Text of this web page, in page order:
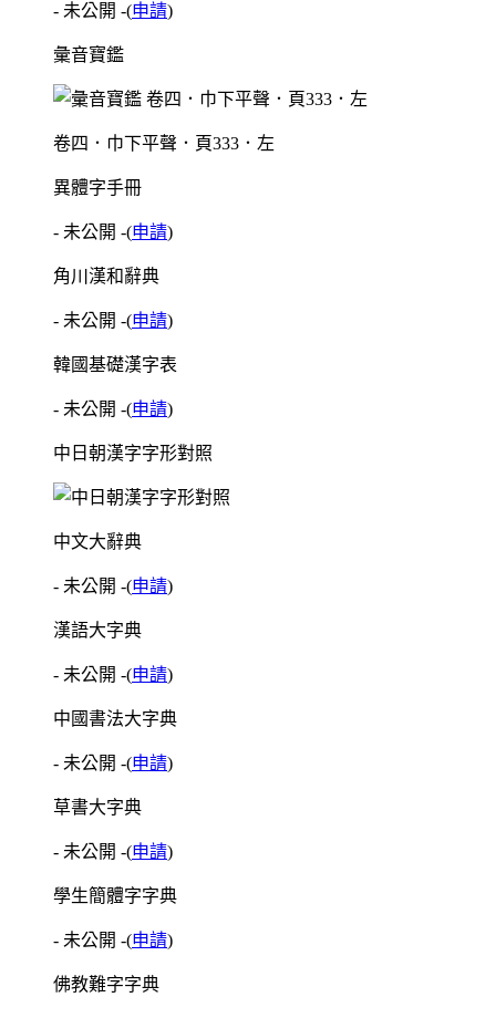
- 未公開 -(申請)
彙音寶鑑
卷四．巾下平聲．頁333．左
異體字手冊
- 未公開 -(申請)
角川漢和辭典
- 未公開 -(申請)
韓國基礎漢字表
- 未公開 -(申請)
中日朝漢字字形對照
中文大辭典
- 未公開 -(申請)
漢語大字典
- 未公開 -(申請)
中國書法大字典
- 未公開 -(申請)
草書大字典
- 未公開 -(申請)
學生簡體字字典
- 未公開 -(申請)
佛教難字字典